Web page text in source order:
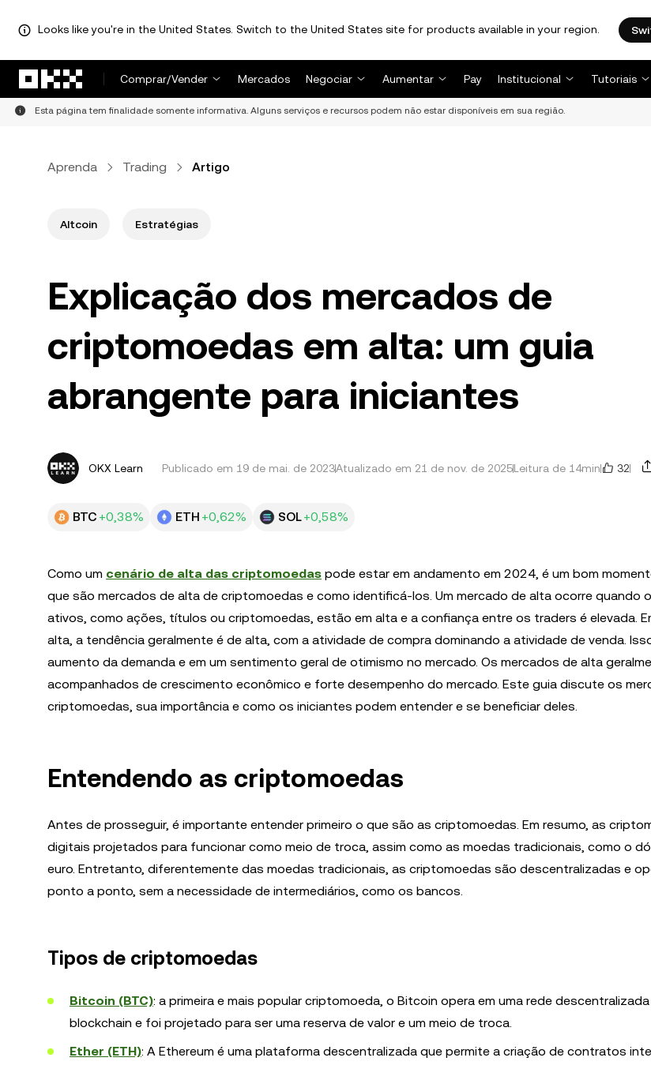
Looks like you're in the United States. Switch to the United States site for products available in your region.
Comprar/Vender
Mercados Negociar Aumentar Pay Institucional Tutoriais
Esta página tem finalidade somente informativa. Alguns serviços e recursos podem não estar disponíveis em sua região.
Aprenda Trading Artigo
Altcoin Estratégias
Explicação dos mercados de
criptomoedas em alta: um guia
abrangente para iniciantes
OKX Learn Publicado em 19 de mai. de 2023Atualizado em 21 de nov. de 2025Leitura de 14min 32
BTC +0,38% ETH +0,62% SOL+0,58%
Como um cenário de alta das criptomoedas pode estar em andamento em 2024, é um bom
que são mercados de alta de criptomoedas e como identificá-los. Um mercado de alta ocorre quando
ativos, como ações, títulos ou criptomoedas, estão em alta e a confiança entre os traders é elevada.
alta, a tendência geralmente é de alta, com a atividade de compra dominando a atividade de venda.
aumento da demanda e em um sentimento geral de otimismo no mercado. Os mercados de alta
acompanhados de crescimento econômico e forte desempenho do mercado. Este guia discute os
criptomoedas, sua importância e como os iniciantes podem entender e se beneficiar deles.
Entendendo as criptomoedas
Antes de prosseguir, é importante entender primeiro o que são as criptomoedas. Em resumo, as
digitais projetados para funcionar como meio de troca, assim como as moedas tradicionais, como o
euro. Entretanto, diferentemente das moedas tradicionais, as criptomoedas são descentralizadas e
ponto a ponto, sem a necessidade de intermediários, como os bancos.
Tipos de criptomoedas
Bitcoin (BTC): a primeira e mais popular criptomoeda, o Bitcoin opera em uma rede
blockchain e foi projetado para ser uma reserva de valor e um meio de troca.
Ether (ETH): A Ethereum é uma plataforma descentralizada que permite a criação de contratos